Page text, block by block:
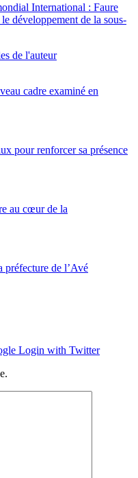
International : Faure
développement de la sous-
de l'auteur
cadre examiné en
pour renforcer sa présence
au cœur de la
préfecture de l’Avé
Login with Twitter